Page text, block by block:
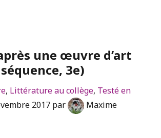
une œuvre d’art
3e)
, Littérature au collège, Testé en
2017 par
Maxime